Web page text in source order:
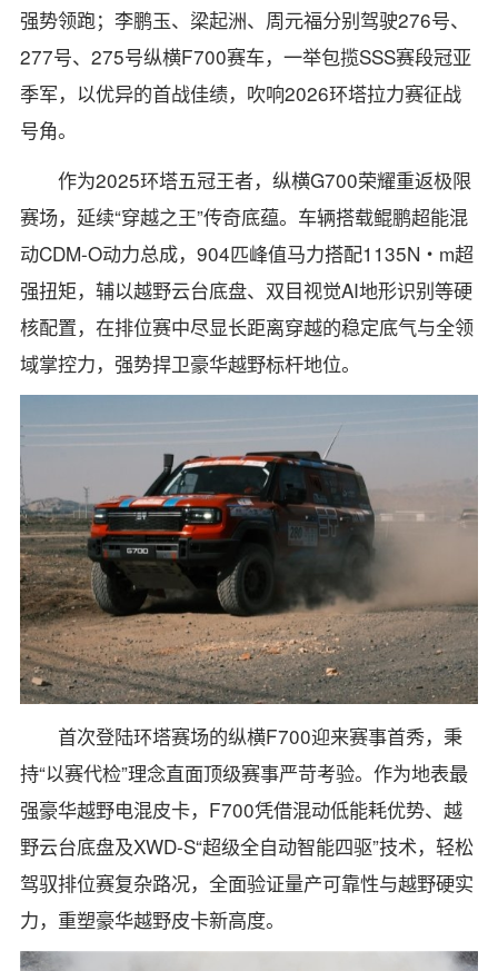
强势领跑；李鹏玉、梁起洲、周元福分别驾驶276号、
277号、275号纵横F700赛车，一举包揽SSS赛段冠亚
季军，以优异的首战佳绩，吹响2026环塔拉力赛征战
号角。
作为2025环塔五冠王者，纵横G700荣耀重返极限
赛场，延续“穿越之王”传奇底蕴。车辆搭载鲲鹏超能混
动CDM-O动力总成，904匹峰值马力搭配1135N・m超
强扭矩，辅以越野云台底盘、双目视觉AI地形识别等硬
核配置，在排位赛中尽显长距离穿越的稳定底气与全领
域掌控力，强势捍卫豪华越野标杆地位。
首次登陆环塔赛场的纵横F700迎来赛事首秀，秉
持“以赛代检”理念直面顶级赛事严苛考验。作为地表最
强豪华越野电混皮卡，F700凭借混动低能耗优势、越
野云台底盘及XWD-S“超级全自动智能四驱”技术，轻松
驾驭排位赛复杂路况，全面验证量产可靠性与越野硬实
力，重塑豪华越野皮卡新高度。